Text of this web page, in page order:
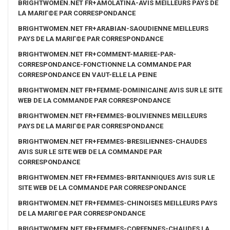
BRIGHTWOMEN.NET FR+AMOLATINA-AVIS MEILLEURS PAYS DE
LA MARIГ©E PAR CORRESPONDANCE
BRIGHTWOMEN.NET FR+ARABIAN-SAOUDIENNE MEILLEURS
PAYS DE LA MARIГ©E PAR CORRESPONDANCE
BRIGHTWOMEN.NET FR+COMMENT-MARIEE-PAR-
CORRESPONDANCE-FONCTIONNE LA COMMANDE PAR
CORRESPONDANCE EN VAUT-ELLE LA PEINE
BRIGHTWOMEN.NET FR+FEMME-DOMINICAINE AVIS SUR LE SITE
WEB DE LA COMMANDE PAR CORRESPONDANCE
BRIGHTWOMEN.NET FR+FEMMES-BOLIVIENNES MEILLEURS
PAYS DE LA MARIГ©E PAR CORRESPONDANCE
BRIGHTWOMEN.NET FR+FEMMES-BRESILIENNES-CHAUDES
AVIS SUR LE SITE WEB DE LA COMMANDE PAR
CORRESPONDANCE
BRIGHTWOMEN.NET FR+FEMMES-BRITANNIQUES AVIS SUR LE
SITE WEB DE LA COMMANDE PAR CORRESPONDANCE
BRIGHTWOMEN.NET FR+FEMMES-CHINOISES MEILLEURS PAYS
DE LA MARIГ©E PAR CORRESPONDANCE
BRIGHTWOMEN.NET FR+FEMMES-COREENNES-CHAUDES LA